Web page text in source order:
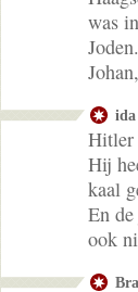
was
Joden.
ida
Hitler
Hij
kaal
En
ook